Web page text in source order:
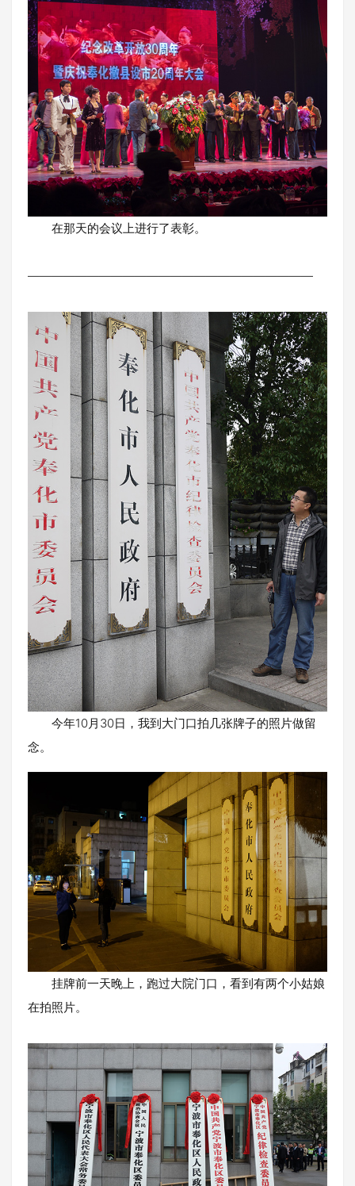
在那天的会议上进行了表彰。
————————————————————————
今年10月30日，我到大门口拍几张牌子的照片做留
念。
挂牌前一天晚上，跑过大院门口，看到有两个小姑娘
在拍照片。